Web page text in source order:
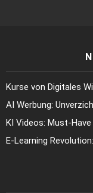
Kurse von Digitales
AI Werbung:
KI Videos: Must-
E-Learning